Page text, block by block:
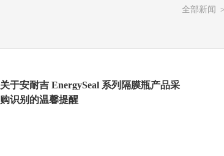
全部新闻 ＞
关于安耐吉 EnergySeal 系列隔膜瓶产品采
购识别的温馨提醒